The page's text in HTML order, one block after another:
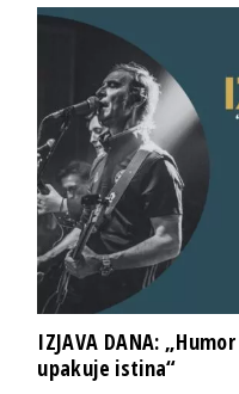
IZJAVA DANA:
upakuje istina“